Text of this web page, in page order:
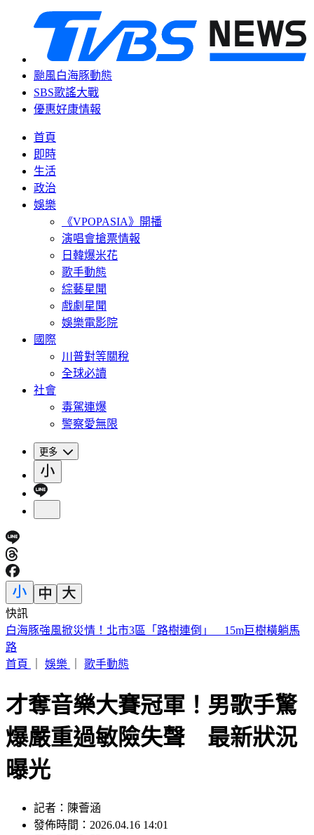
颱風白海豚動態
SBS歌謠大戰
優惠好康情報
首頁
即時
生活
政治
娛樂
《VPOPASIA》開播
演唱會搶票情報
日韓爆米花
歌手動態
綜藝星聞
戲劇星聞
娛樂電影院
國際
川普對等關稅
全球必讀
社會
毒駕連爆
警察愛無限
更多
快訊
熊本再傳規模4.2地震！深度僅10km「極淺層狂搖」 最大震
度4級
首頁
娛樂 歌手動態
才奪音樂大賽冠軍！男歌手驚
爆嚴重過敏險失聲 最新狀況
曝光
記者：陳薈涵
發佈時間：2026.04.16 14:01